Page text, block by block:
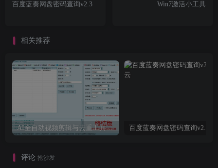
百度蓝奏网盘密码查询v2.3
Win7激活小工具
相关推荐
AI全自动视频剪辑与去重工具，抖音批量下载和去水印软件 百度蓝奏网盘密码查询v2.3
评论 抢沙发